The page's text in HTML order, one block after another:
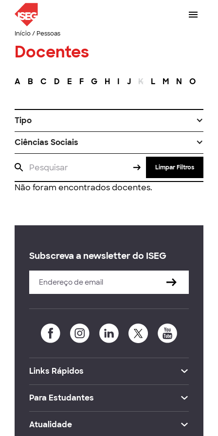
Início/ Pessoas
Docentes
A B C D E F G H I J K L M N O
Tipo
Ciências Sociais
Limpar Filtros
Não foram encontrados docentes.
Subscreva a newsletter do ISEG
Links Rápidos
Para Estudantes
Atualidade